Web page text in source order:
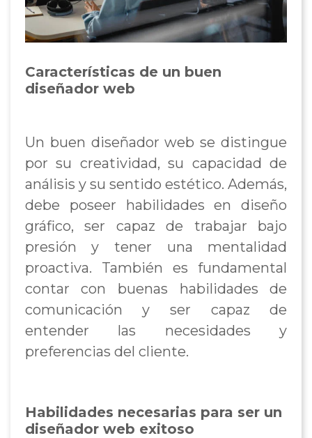
Características de un buen
diseñador web
Un buen diseñador web se distingue
por su creatividad, su capacidad de
análisis y su sentido estético. Además,
debe poseer habilidades en diseño
gráfico, ser capaz de trabajar bajo
presión y tener una mentalidad
proactiva. También es fundamental
contar con buenas habilidades de
comunicación y ser capaz de
entender las necesidades y
preferencias del cliente.
Habilidades necesarias para ser un
diseñador web exitoso